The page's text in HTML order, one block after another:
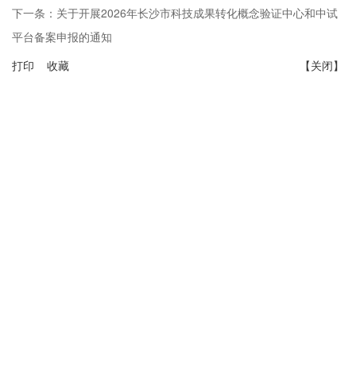
下一条： 关于开展2026年长沙市科技成果转化概念验证中心和中试
平台备案申报的通知
【关闭】
打印 收藏